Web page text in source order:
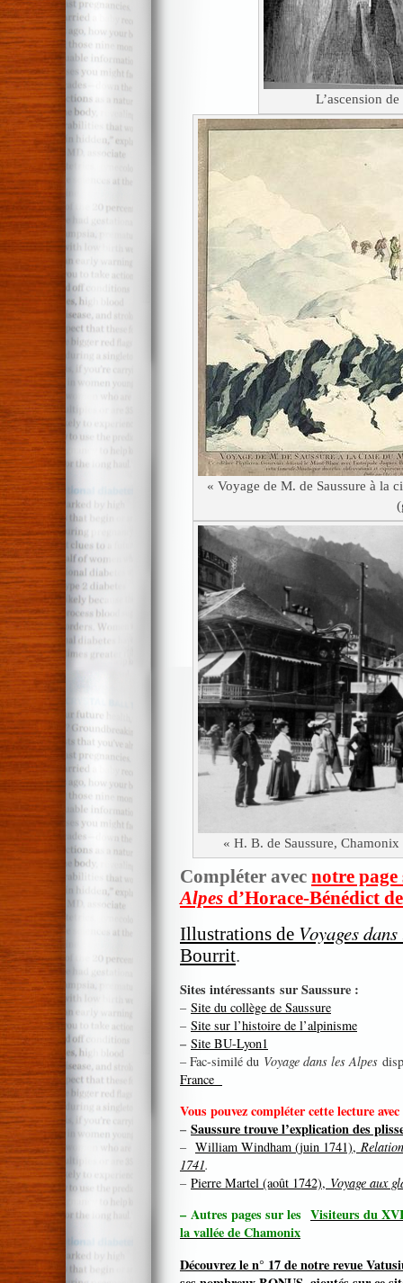
L’ascension
« Voyage de M. de Saussure à la
« H. B. de Saussure,
Compléter avec notre
Alpes d’Horace-Bénédict
Illustrations de Voyages
Bourrit.
Sites intéressants sur Saussure :
– Site du collège de Saussure
– Site sur l’histoire de l’alpinisme
– Site BU-Lyon1
– Fac-similé du Voyage dans les Alpes
France
Vous pouvez compléter cette lecture
– Saussure trouve l’explication des
– William Windham (juin 1741),
1741.
– Pierre Martel (août 1742), Voyage aux
– Autres pages sur les Visiteurs du
la vallée de Chamonix
Découvrez le n° 17 de notre revue